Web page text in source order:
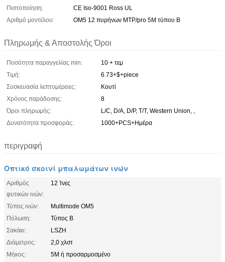
Πιστοποίηση:
CE Iso-9001 Ross UL
Αριθμό μοντέλου:
OM5 12 πυρήνων MTP/pro 5M τύπου Β
Πληρωμής & Αποστολής Όροι
Ποσότητα παραγγελίας min:
10 + τεμ
Τιμή:
6.73+$+piece
Συσκευασία λεπτομέρειες:
Κουτί
Χρόνος παράδοσης:
8
Όροι πληρωμής:
L/C, D/A, D/P, T/T, Western Union, ,
Δυνατότητα προσφοράς:
1000+PCS+Ημέρα
περιγραφή
Οπτικό σκοινί μπαλωμάτων ινών
Αριθμός
φυτικών ινών:
12 Ίνες
Τύπος ινών:
Multimode OM5
Πόλωση:
Τύπος Β
Σακάκι:
LSZH
Διάμετρος:
2,0 χλστ
Μήκος:
5M ή προσαρμοσμένο